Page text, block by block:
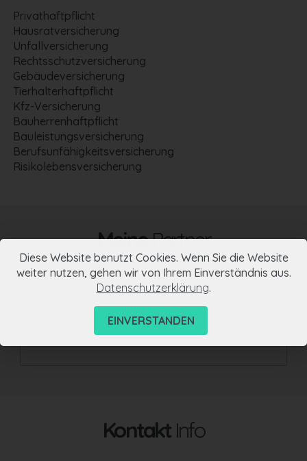
Privathaftpflicht
Hausratversicherung
Unfallversicherung
Rechtsschutzversicherung
Gebäudeversicherung
Tierhalterhaftpflicht
Kfz-Versicherung
Bauherrenhaftpflicht
Bauleistungsversicherung
Berufsunfähigkeitsversicherung
Risikolebensversicherung
MeinePartner
KontaktInfo
Diese Website benutzt Cookies. Wenn Sie die Website
weiter nutzen, gehen wir von Ihrem Einverständnis aus.
Datenschutzerklärung.
EINVERSTANDEN